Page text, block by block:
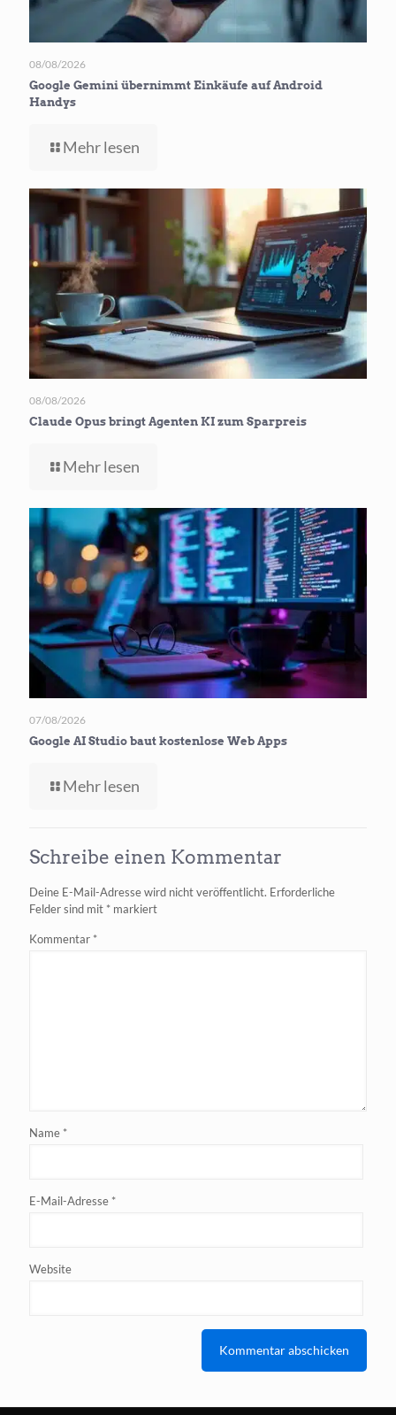
08/08/2026
Google Gemini übernimmt Einkäufe auf Android
Handys
Mehr lesen
übernimmt
Einkäufe
Android
Handys
08/08/2026
Claude Opus bringt Agenten KI zum Sparpreis
Mehr lesen
bringt
Agenten
KI
zum
Sparpreis
07/08/2026
Google AI Studio baut kostenlose Web Apps
Mehr lesen
baut
Web Apps
Schreibe einen Kommentar
Deine E-Mail-Adresse wird nicht veröffentlicht. Erforderliche
Felder sind mit * markiert
Kommentar *
Name *
E-Mail-Adresse *
Website